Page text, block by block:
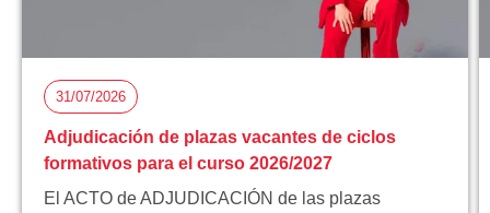
31/07/2026
Adjudicación de plazas vacantes de ciclos
formativos para el curso 2026/2027
El ACTO de ADJUDICACIÓN de las plazas